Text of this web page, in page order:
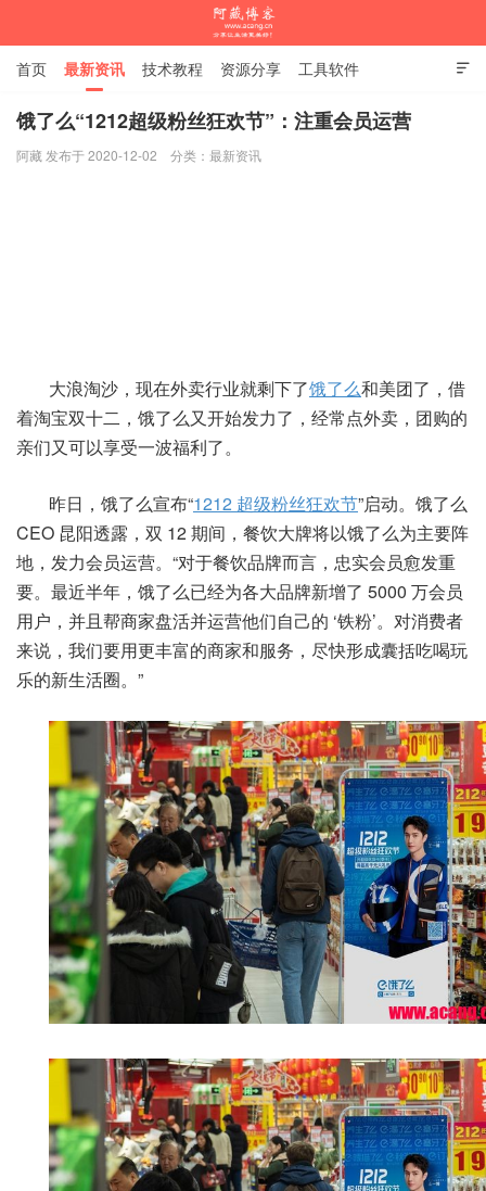

首页 最新资讯 技术教程 资源分享 工具软件
杂谈随笔
饿了么“1212超级粉丝狂欢节”：注重会员运营
阿藏 发布于 2020-12-02 分类： 最新资讯
大浪淘沙，现在外卖行业就剩下了饿了么和美团了，借
着淘宝双十二，饿了么又开始发力了，经常点外卖，团购的
亲们又可以享受一波福利了。
昨日，饿了么宣布“1212 超级粉丝狂欢节”启动。饿了么
CEO 昆阳透露，双 12 期间，餐饮大牌将以饿了么为主要阵
地，发力会员运营。“对于餐饮品牌而言，忠实会员愈发重
要。最近半年，饿了么已经为各大品牌新增了 5000 万会员
用户，并且帮商家盘活并运营他们自己的 ‘铁粉’。对消费者
来说，我们要用更丰富的商家和服务，尽快形成囊括吃喝玩
乐的新生活圈。”